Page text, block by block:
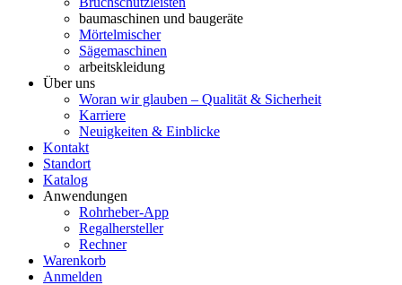
baumaschinen und baugeräte
Mörtelmischer
Sägemaschinen
arbeitskleidung
Über uns
Woran wir glauben – Qualität & Sicherheit
Karriere
Neuigkeiten & Einblicke
Kontakt
Standort
Katalog
Anwendungen
Rohrheber-App
Regalhersteller
Rechner
Warenkorb
Anmelden